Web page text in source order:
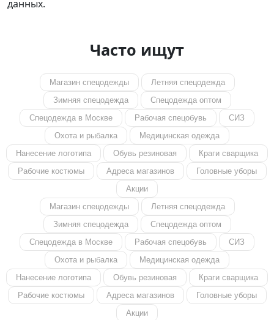
данных.
Часто ищут
Магазин спецодежды
Летняя спецодежда
Зимняя спецодежда
Спецодежда оптом
Спецодежда в Москве
Рабочая спецобувь
СИЗ
Охота и рыбалка
Медицинская одежда
Нанесение логотипа
Обувь резиновая
Краги сварщика
Рабочие костюмы
Адреса магазинов
Головные уборы
Акции
Магазин спецодежды
Летняя спецодежда
Зимняя спецодежда
Спецодежда оптом
Спецодежда в Москве
Рабочая спецобувь
СИЗ
Охота и рыбалка
Медицинская одежда
Нанесение логотипа
Обувь резиновая
Краги сварщика
Рабочие костюмы
Адреса магазинов
Головные уборы
Акции